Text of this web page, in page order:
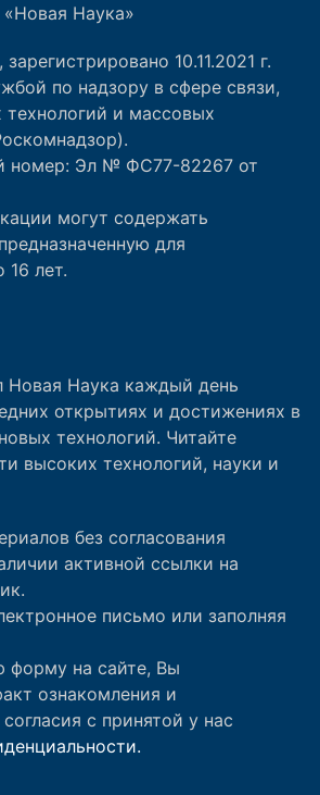
Наука»
10.11.2021 г.
по надзору в сфере связи,
и массовых
номер: Эл № ФС77-82267 от
могут содержать
для
16 лет.
Новая Наука каждый день
открытиях и достижениях в
технологий. Читайте
высоких технологий, науки и
без согласования
активной ссылки на
письмо или заполняя
форму на сайте, Вы
ознакомления и
с принятой у нас